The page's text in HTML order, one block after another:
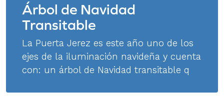
Árbol de Navidad
Transitable
La Puerta Jerez es este año uno de los
ejes de la iluminación navideña y cuenta
con: un árbol de Navidad transitable q